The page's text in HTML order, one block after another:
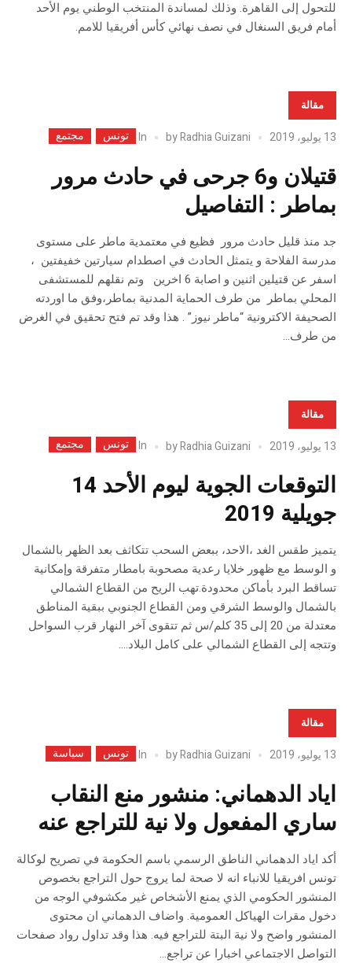
للتحول إلى القاهرة. وذلك لمساندة المنتخب الوطني يوم الأحد
أمام فريق السنغال في نصف نهائي كأس أفريقيا للامم.
مقالة
13 يوليو، 2019 byRadhia Guizani
In تونس مجتمع
قتيلان و6 جرحى في حادث مرور
بماطر : التفاصيل
جد منذ قليل حادث مرور فظيع في معتمدية ماطر على مستوى
مدرسة الفلاحة و يتمثل الحادث في اصطدام سيارتين خفيفتين ،
اسفر عن قتيلين اثنين و اصابة 6 اخرين وتم نقلهم للمستشفى
المحلي بماطر من طرف الحماية المدنية بماطر،وفق ما اوردته
الصحيفة الاكترونية “ماطر نيوز” . هذا وقد تم فتح تحقيق في الغرض
من طرف...
مقالة
13 يوليو، 2019 byRadhia Guizani
In تونس مجتمع
التوقعات الجوية ليوم الأحد 14
جويلية 2019
يتميز طقس الغد ،الاحد، ببعض السحب تتكاثف بعد الظهر بالشمال
و الوسط مع ظهور خلايا رعدية مصحوبة بامطار متفرقة وإمكانية
تساقط البرد بأماكن محدودة.تهب الريح من القطاع الشمالي
بالشمال والوسط الشرقي ومن القطاع الجنوبي ببقية المناطق
معتدلة من 20 إلى 35 كلم/س ثم تتقوى آخر النهار قرب السواحل
وتتجه إلى القطاع الشمالي على كامل البلاد....
مقالة
13 يوليو، 2019 byRadhia Guizani
In تونس سياسة
اياد الدهماني: منشور منع النقاب
ساري المفعول ولا نية للتراجع عنه
أكد اياد الدهماني الناطق الرسمي باسم الحكومة في تصريح لوكالة
تونس افريقيا للانباء انه لا صحة لما يروج حول التراجع بخصوص
المنشور الحكومي الذي يمنع الأشخاص غير مكشوفي الوجه من
دخول مقرات الهياكل العمومية. واضاف الدهماني ان محتوى
المنشور واضح ولا نية البتة للتراجع فيه. هذا وقد تداول رواد صفحات
التواصل الاجتماعي اخبارا عن تراجع...